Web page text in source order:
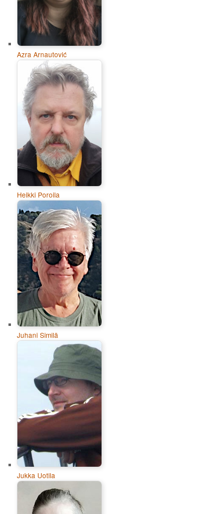
Azra Arnautović
Heikki Poroila
Juhani Similä
Jukka Uotila